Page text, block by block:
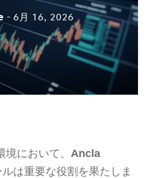
- 6月 16, 2026
において、 Ancla
は重要な役割を果たしま